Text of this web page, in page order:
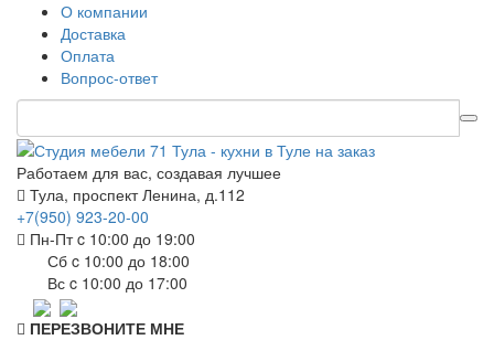
О компании
Доставка
Оплата
Вопрос-ответ
Работаем для вас, создавая лучшее
Тула, проспект Ленина, д.112
+7(950) 923-20-00
Пн-Пт c 10:00 до 19:00
Сб c 10:00 до 18:00
Вс c 10:00 до 17:00
ПЕРЕЗВОНИТЕ МНЕ